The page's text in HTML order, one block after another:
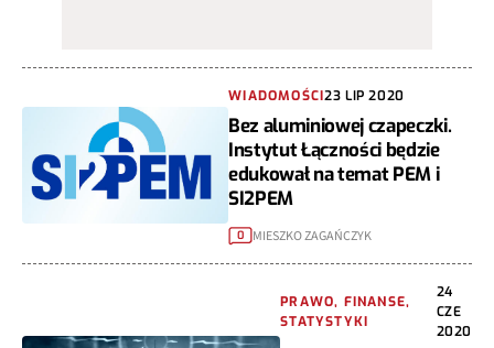
WIADOMOŚCI23 LIP 2020
Bez aluminiowej czapeczki.
Instytut Łączności będzie
edukował na temat PEM i
SI2PEM
0 MIESZKO ZAGAŃCZYK
PRAWO, FINANSE,
STATYSTYKI
24
CZE
2020